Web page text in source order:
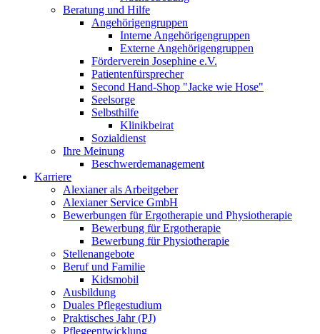
Beratung und Hilfe
Angehörigengruppen
Interne Angehörigengruppen
Externe Angehörigengruppen
Förderverein Josephine e.V.
Patientenfürsprecher
Second Hand-Shop "Jacke wie Hose"
Seelsorge
Selbsthilfe
Klinikbeirat
Sozialdienst
Ihre Meinung
Beschwerdemanagement
Karriere
Alexianer als Arbeitgeber
Alexianer Service GmbH
Bewerbungen für Ergotherapie und Physiotherapie
Bewerbung für Ergotherapie
Bewerbung für Physiotherapie
Stellenangebote
Beruf und Familie
Kidsmobil
Ausbildung
Duales Pflegestudium
Praktisches Jahr (PJ)
Pflegeentwicklung